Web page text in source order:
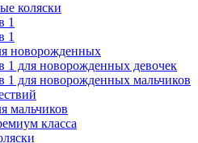
коляски
1
1
новорожденных
1 для новорожденных девочек
1 для новорожденных мальчиков
мальчиков
класса